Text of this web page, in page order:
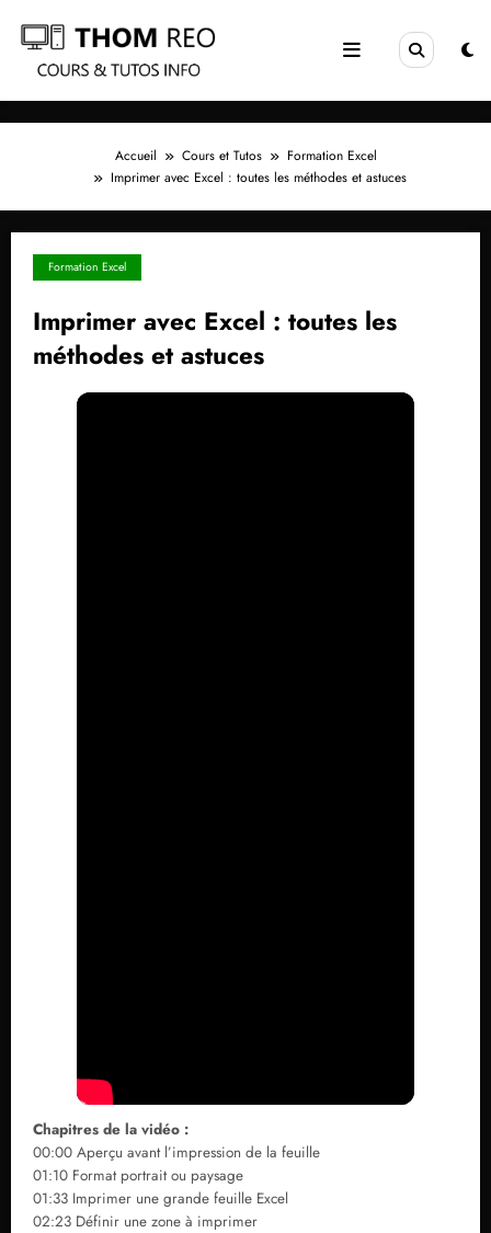
contenu
Accueil Cours et Tutos
Formation Excel
Imprimer avec Excel : toutes les méthodes et astuces
Formation Excel
Imprimer avec Excel : toutes les
méthodes et astuces
Chapitres de la vidéo :
00:00 Aperçu avant l’impression de la feuille
01:10 Format portrait ou paysage
01:33 Imprimer une grande feuille Excel
02:23 Définir une zone à imprimer